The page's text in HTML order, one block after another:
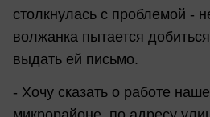
столкнулась с проблемой -
волжанка пытается
выдать ей письмо.
- Хочу сказать о работе